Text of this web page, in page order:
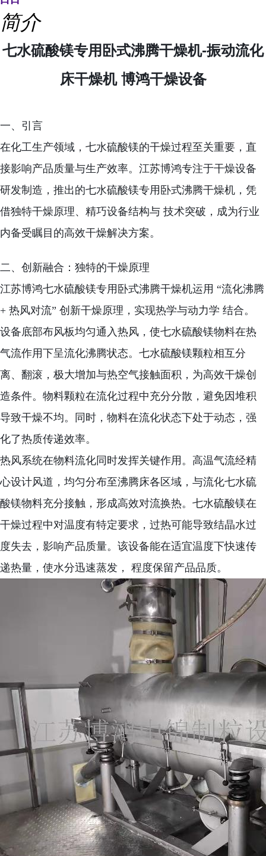
简介
七水硫酸镁专用卧式沸腾干燥机-振动流化
床干燥机 博鸿干燥设备
一、引言
在化工生产领域，七水硫酸镁的干燥过程至关重要，直
接影响产品质量与生产效率。江苏博鸿专注于干燥设备
研发制造，推出的七水硫酸镁专用卧式沸腾干燥机，凭
借独特干燥原理、精巧设备结构与 技术突破，成为行业
内备受瞩目的高效干燥解决方案。
二、创新融合：独特的干燥原理
江苏博鸿七水硫酸镁专用卧式沸腾干燥机运用 “流化沸腾
+ 热风对流” 创新干燥原理，实现热学与动力学 结合。
设备底部布风板均匀通入热风，使七水硫酸镁物料在热
气流作用下呈流化沸腾状态。七水硫酸镁颗粒相互分
离、翻滚，极大增加与热空气接触面积，为高效干燥创
造条件。物料颗粒在流化过程中充分分散，避免因堆积
导致干燥不均。同时，物料在流化状态下处于动态，强
化了热质传递效率。
热风系统在物料流化同时发挥关键作用。高温气流经精
心设计风道，均匀分布至沸腾床各区域，与流化七水硫
酸镁物料充分接触，形成高效对流换热。七水硫酸镁在
干燥过程中对温度有特定要求，过热可能导致结晶水过
度失去，影响产品质量。该设备能在适宜温度下快速传
递热量，使水分迅速蒸发， 程度保留产品品质。